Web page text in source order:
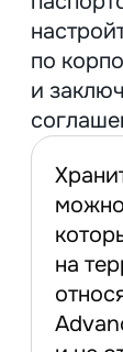
и мы
Мы
к
Email